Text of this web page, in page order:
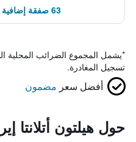
63 صفقة إضافية ابتداءً من 286 ﷼
*يشمل المجموع الضرائب المحلية
تسجيل المغادرة.
أفضل سعر مضمون
حول هيلتون أتلانتا